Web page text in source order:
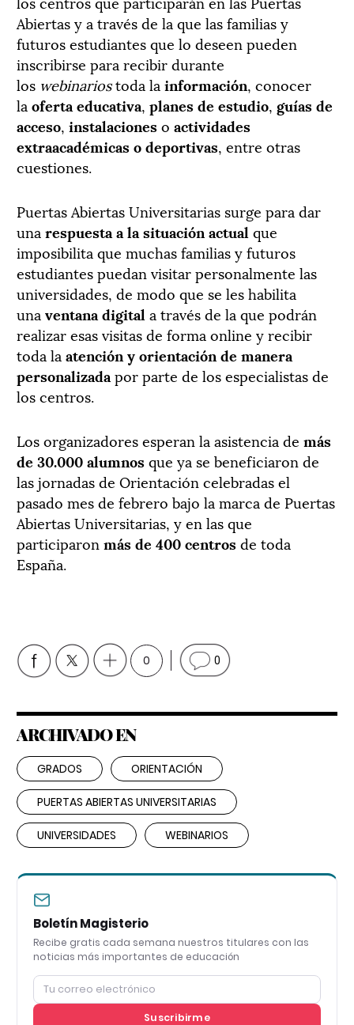
Abiertas y a través de la que las familias y
futuros estudiantes que lo deseen pueden
inscribirse para recibir durante
los webinariostoda la información, conocer
la oferta educativa, planes de estudio, guías de
acceso, instalacioneso actividades
extraacadémicas o deportivas, entre otras
cuestiones.
Puertas Abiertas Universitarias surge para dar
una respuesta a la situación actual que
imposibilita que muchas familias y futuros
estudiantes puedan visitar personalmente las
universidades, de modo que se les habilita
una ventana digital a través de la que podrán
realizar esas visitas de forma online y recibir
toda la atención y orientación de manera
personalizada por parte de los especialistas de
los centros.
Los organizadores esperan la asistencia de más
de 30.000 alumnosque ya se beneficiaron de
las jornadas de Orientación celebradas el
pasado mes de febrero bajo la marca de Puertas
Abiertas Universitarias, y en las que
participaron más de 400 centrosde toda
España.
0 0
ARCHIVADO EN
GRADOS ORIENTACIÓN
PUERTAS ABIERTAS UNIVERSITARIAS
UNIVERSIDADES WEBINARIOS
Boletín Magisterio
Recibe gratis cada semana nuestros titulares con las
noticias más importantes de educación
Suscribirme